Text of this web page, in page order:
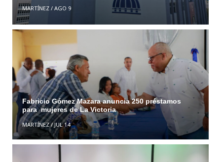
MARTÍNEZ/ AGO 9
Fabricio Gómez Mazara anuncia 250 préstamos
para mujeres de La Victoria
MARTÍNEZ/JUL 14